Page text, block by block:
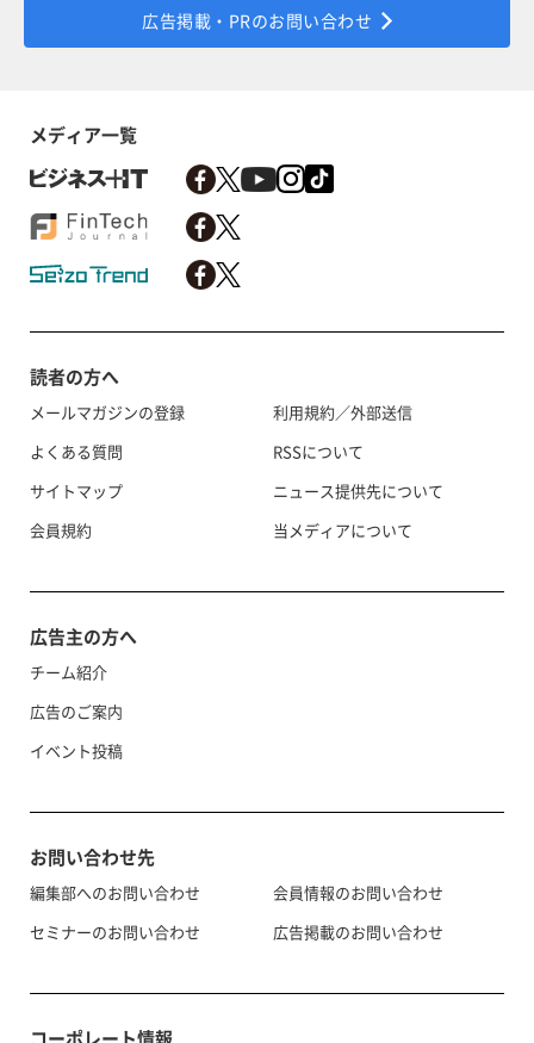
広告掲載・PRのお問い合わせ
メディア一覧
読者の方へ
メールマガジンの登録
よくある質問
サイトマップ
会員規約
利用規約／外部送信
RSSについて
ニュース提供先について
当メディアについて
広告主の方へ
チーム紹介
広告のご案内
イベント投稿
お問い合わせ先
編集部へのお問い合わせ
セミナーのお問い合わせ
会員情報のお問い合わせ
広告掲載のお問い合わせ